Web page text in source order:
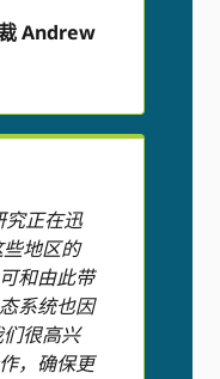
Andrew
究正在迅
地区的
和由此带
系统也因
很高兴
，确保更